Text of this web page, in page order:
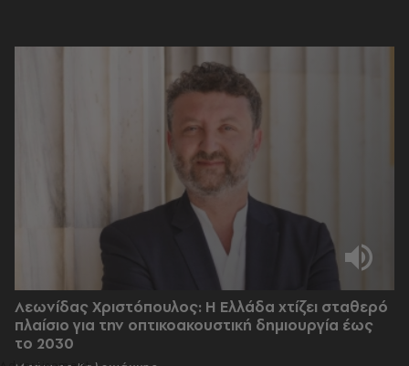
Λεωνίδας Χριστόπουλος: Η Ελλάδα χτίζει σταθερό
πλαίσιο για την οπτικοακουστική δημιουργία έως
το 2030